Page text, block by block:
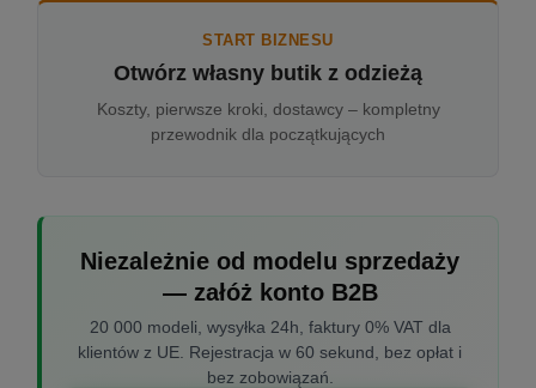
START BIZNESU
Otwórz własny butik z odzieżą
Koszty, pierwsze kroki, dostawcy – kompletny
przewodnik dla początkujących
Niezależnie od modelu sprzedaży
— załóż konto B2B
20 000 modeli, wysyłka 24h, faktury 0% VAT dla
klientów z UE. Rejestracja w 60 sekund, bez opłat i
bez zobowiązań.